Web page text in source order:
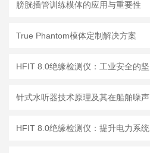
膀胱插管训练模体的应用与重要性
True Phantom模体定制解决方案